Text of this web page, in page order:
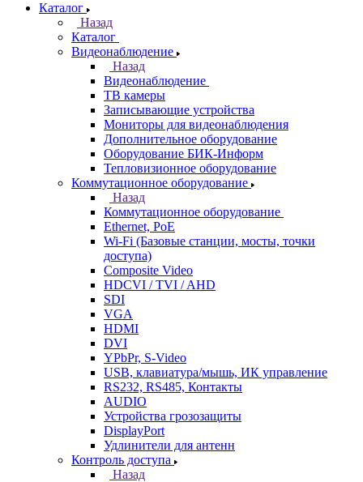
Каталог
Назад
Каталог
Видеонаблюдение
Назад
Видеонаблюдение
ТВ камеры
Записывающие устройства
Мониторы для видеонаблюдения
Дополнительное оборудование
Оборудование БИК-Информ
Тепловизионное оборудование
Коммутационное оборудование
Назад
Коммутационное оборудование
Ethernet, PoE
Wi-Fi (Базовые станции, мосты, точки
доступа)
Composite Video
HDCVI / TVI / AHD
SDI
VGA
HDMI
DVI
YPbPr, S-Video
USB, клавиатура/мышь, ИК управление
RS232, RS485, Контакты
AUDIO
Устройства грозозащиты
DisplayPort
Удлинители для антенн
Контроль доступа
Назад